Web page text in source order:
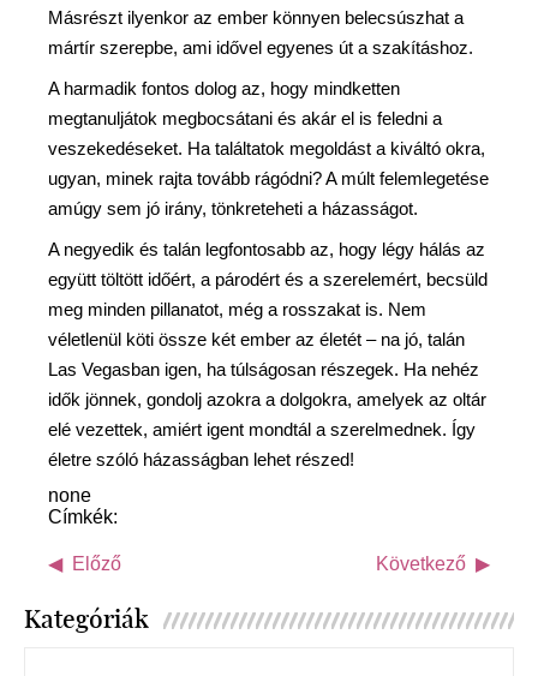
Másrészt ilyenkor az ember könnyen belecsúszhat a
mártír szerepbe, ami idővel egyenes út a szakításhoz.
A harmadik fontos dolog az, hogy mindketten
megtanuljátok megbocsátani és akár el is feledni a
veszekedéseket. Ha találtatok megoldást a kiváltó okra,
ugyan, minek rajta tovább rágódni? A múlt felemlegetése
amúgy sem jó irány, tönkreteheti a házasságot.
A negyedik és talán legfontosabb az, hogy légy hálás az
együtt töltött időért, a párodért és a szerelemért, becsüld
meg minden pillanatot, még a rosszakat is. Nem
véletlenül köti össze két ember az életét – na jó, talán
Las Vegasban igen, ha túlságosan részegek. Ha nehéz
idők jönnek, gondolj azokra a dolgokra, amelyek az oltár
elé vezettek, amiért igent mondtál a szerelmednek. Így
életre szóló házasságban lehet részed!
none
Címkék:
Előző Következő
Kategóriák